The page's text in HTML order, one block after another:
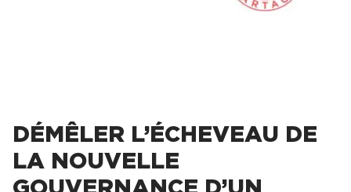
DÉMÊLER L’ÉCHEVEAU DE
LA NOUVELLE